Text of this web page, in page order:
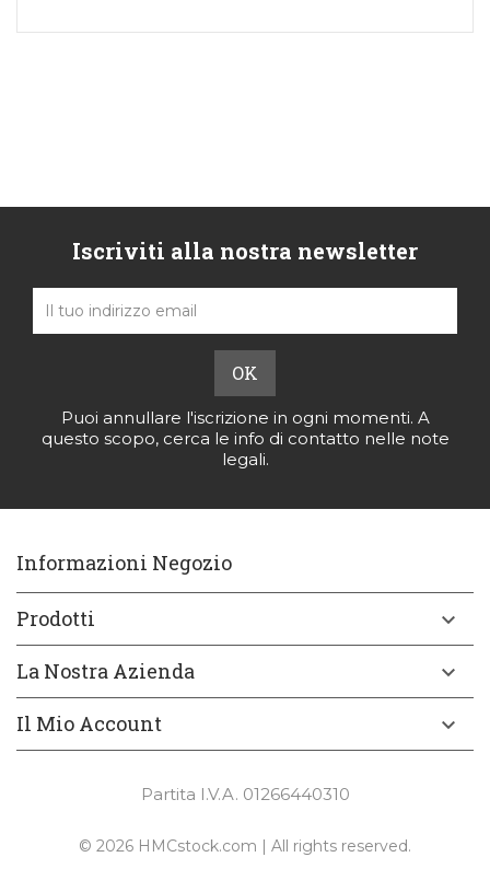
Iscriviti alla nostra newsletter
Puoi annullare l'iscrizione in ogni momenti. A
questo scopo, cerca le info di contatto nelle note
legali.
Informazioni Negozio
Prodotti

La Nostra Azienda

Il Mio Account

Partita I.V.A. 01266440310
© 2026 HMCstock.com | All rights reserved.